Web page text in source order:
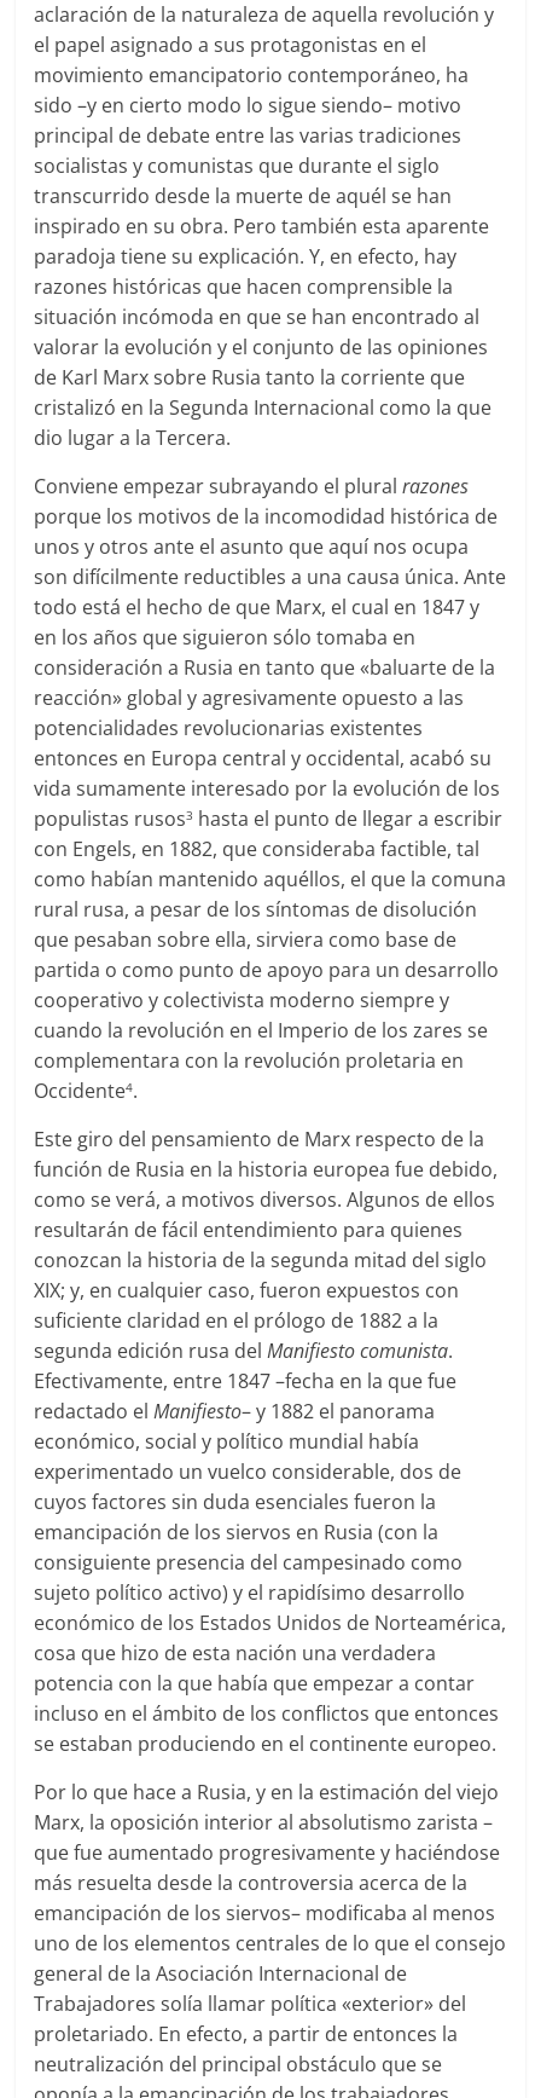
aclaración de la naturaleza de aquella revolución y
el papel asignado a sus protagonistas en el
movimiento emancipatorio contemporáneo, ha
sido –y en cierto modo lo sigue siendo– motivo
principal de debate entre las varias tradiciones
socialistas y comunistas que durante el siglo
transcurrido desde la muerte de aquél se han
inspirado en su obra. Pero también esta aparente
paradoja tiene su explicación. Y, en efecto, hay
razones históricas que hacen comprensible la
situación incómoda en que se han encontrado al
valorar la evolución y el conjunto de las opiniones
de Karl Marx sobre Rusia tanto la corriente que
cristalizó en la Segunda Internacional como la que
dio lugar a la Tercera.
Conviene empezar subrayando el pluralrazones
porque los motivos de la incomodidad histórica de
unos y otros ante el asunto que aquí nos ocupa
son difícilmente reductibles a una causa única. Ante
todo está el hecho de que Marx, el cual en 1847 y
en los años que siguieron sólo tomaba en
consideración a Rusia en tanto que «baluarte de la
reacción» global y agresivamente opuesto a las
potencialidades revolucionarias existentes
entonces en Europa central y occidental, acabó su
vida sumamente interesado por la evolución de los
populistas rusos3 hasta el punto de llegar a escribir
con Engels, en 1882, que consideraba factible, tal
como habían mantenido aquéllos, el que la comuna
rural rusa, a pesar de los síntomas de disolución
que pesaban sobre ella, sirviera como base de
partida o como punto de apoyo para un desarrollo
cooperativo y colectivista moderno siempre y
cuando la revolución en el Imperio de los zares se
complementara con la revolución proletaria en
Occidente4.
Este giro del pensamiento de Marx respecto de la
función de Rusia en la historia europea fue debido,
como se verá, a motivos diversos. Algunos de ellos
resultarán de fácil entendimiento para quienes
conozcan la historia de la segunda mitad del siglo
XIX; y, en cualquier caso, fueron expuestos con
suficiente claridad en el prólogo de 1882 a la
segunda edición rusa delManifiesto comunista.
Efectivamente, entre 1847 –fecha en la que fue
redactado elManifiesto– y 1882 el panorama
económico, social y político mundial había
experimentado un vuelco considerable, dos de
cuyos factores sin duda esenciales fueron la
emancipación de los siervos en Rusia (con la
consiguiente presencia del campesinado como
sujeto político activo) y el rapidísimo desarrollo
económico de los Estados Unidos de Norteamérica,
cosa que hizo de esta nación una verdadera
potencia con la que había que empezar a contar
incluso en el ámbito de los conflictos que entonces
se estaban produciendo en el continente europeo.
Por lo que hace a Rusia, y en la estimación del viejo
Marx, la oposición interior al absolutismo zarista –
que fue aumentado progresivamente y haciéndose
más resuelta desde la controversia acerca de la
emancipación de los siervos– modificaba al menos
uno de los elementos centrales de lo que el consejo
general de la Asociación Internacional de
Trabajadores solía llamar política «exterior» del
proletariado. En efecto, a partir de entonces la
neutralización del principal obstáculo que se